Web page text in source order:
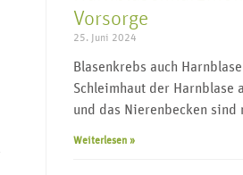
Vorsorge
25. Juni 2024
Blasenkrebs auch
Schleimhaut der Harnblase
und das Nierenbecken sind
Weiterlesen »